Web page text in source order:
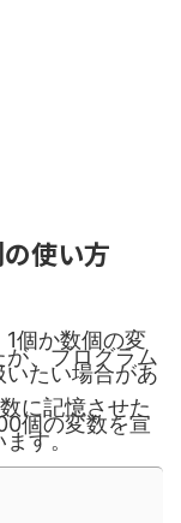
使い方
個か数個の変
、プログラム
たい場合があ
に記憶させた
個の変数を宣
ます。